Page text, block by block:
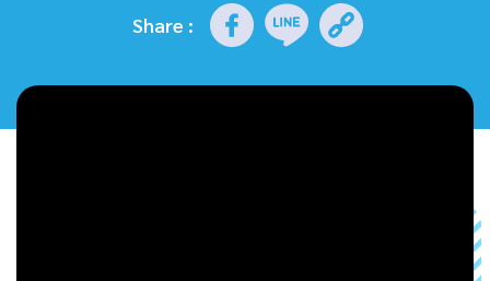
รายการย้อนหลังShare :